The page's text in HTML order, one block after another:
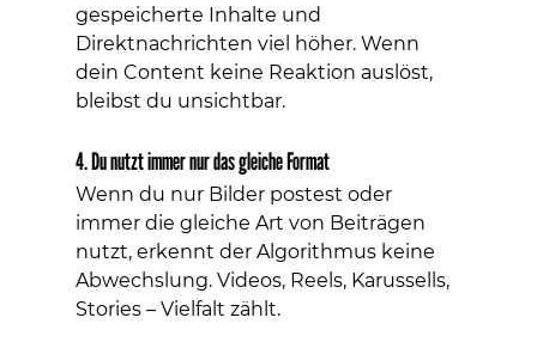
gespeicherte Inhalte und
Direktnachrichten viel höher. Wenn
dein Content keine Reaktion auslöst,
bleibst du unsichtbar.
4. Du nutzt immer nur das gleiche Format
Wenn du nur Bilder postest oder
immer die gleiche Art von Beiträgen
nutzt, erkennt der Algorithmus keine
Abwechslung. Videos, Reels, Karussells,
Stories – Vielfalt zählt.